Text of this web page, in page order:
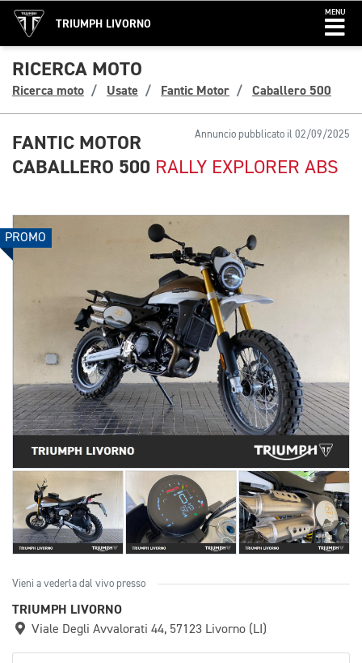
TRIUMPH LIVORNO
MENU
RICERCA MOTO
Ricerca moto Usate Fantic Motor Caballero 500
Annuncio pubblicato il 02/09/2025
FANTIC MOTOR
CABALLERO 500 RALLY EXPLORER ABS
PROMO
Vieni a vederla dal vivo presso
TRIUMPH LIVORNO
Viale Degli Avvalorati 44, 57123 Livorno (LI)